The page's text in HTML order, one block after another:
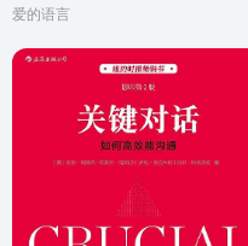
爱的语言